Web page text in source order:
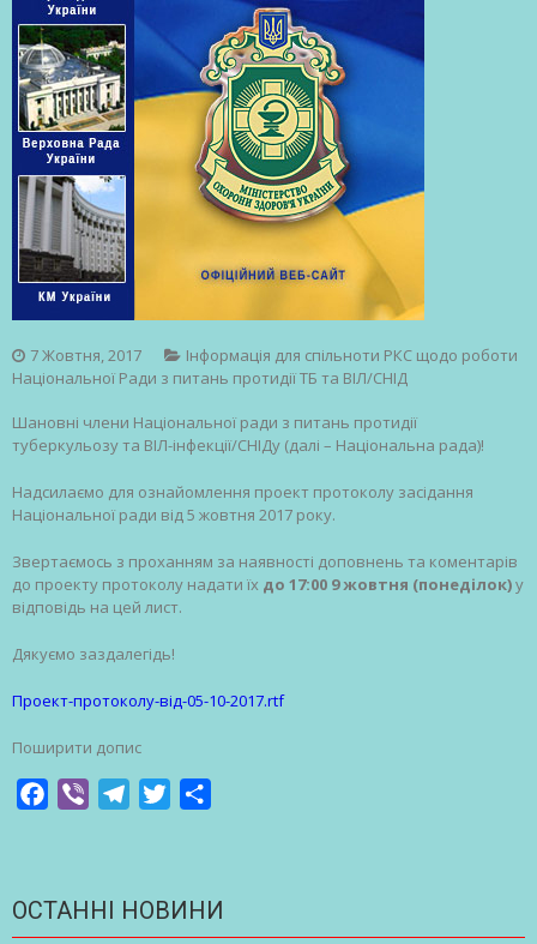
7 Жовтня, 2017
Інформація для спільноти РКС щодо роботи
Національної Ради з питань протидії ТБ та ВІЛ/СНІД
Шановні члени Національної ради з питань протидії
туберкульозу та ВІЛ-інфекції/СНІДу (далі – Національна рада)!
Надсилаємо для ознайомлення проект протоколу засідання
Національної ради від 5 жовтня 2017 року.
Звертаємось з проханням за наявності доповнень та коментарів
до проекту протоколу надати їх до 17:00 9 жовтня (понеділок)у
відповідь на цей лист.
Дякуємо заздалегідь!
Проект-протоколу-від-05-10-2017.rtf
Поширити допис
Facebook
Viber TelegramTwitter
ОСТАННІ НОВИНИ